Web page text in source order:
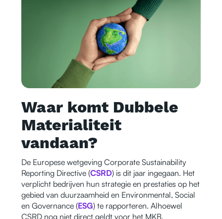
Waar komt Dubbele
Materialiteit
vandaan?
De Europese wetgeving Corporate Sustainability
Reporting Directive (CSRD) is dit jaar ingegaan. Het
verplicht bedrijven hun strategie en prestaties op het
gebied van duurzaamheid en Environmental, Social
en Governance (ESG) te rapporteren. Alhoewel
CSRD nog niet direct geldt voor het MKB,